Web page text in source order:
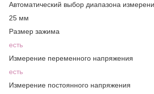
Автоматический выбор диапазона
25 мм
Размер зажима
есть
Измерение переменного напряжения
есть
Измерение постоянного напряжения